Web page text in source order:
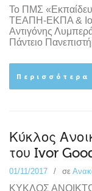
Το ΠΜΣ
ΤΕΑΠΗ-ΕΚΠΑ & ΙoE
Αντιγόνης
Πάντειο
Περισσότερα
Κύκλος
του Ivor
01/11/2017 σε
ΚΥΚΛΟΣ